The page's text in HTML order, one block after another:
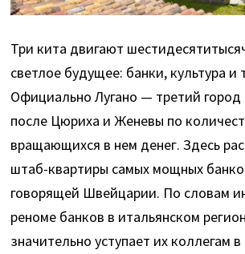
Три кита двигают
светлое будущее: банки, культура и
Официально Лугано — третий
после Цюриха и Женевы по
вращающихся в нем денег. Здесь
штаб-квартиры самых мощных
говорящей Швейцарии. По словам
реноме банков в итальянском
значительно уступает их коллегам